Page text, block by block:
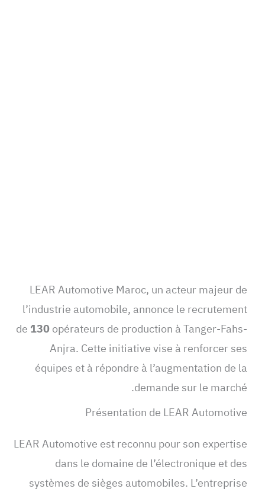
LEAR Automotive Maroc, un acteur majeur de
l’industrie automobile, annonce le recrutement
de 130opérateurs de production à Tanger-Fahs-
Anjra. Cette initiative vise à renforcer ses
équipes et à répondre à l’augmentation de la
demande sur le marché.
Présentation de LEAR Automotive
LEAR Automotive est reconnu pour son expertise
dans le domaine de l’électronique et des
systèmes de sièges automobiles. L’entreprise